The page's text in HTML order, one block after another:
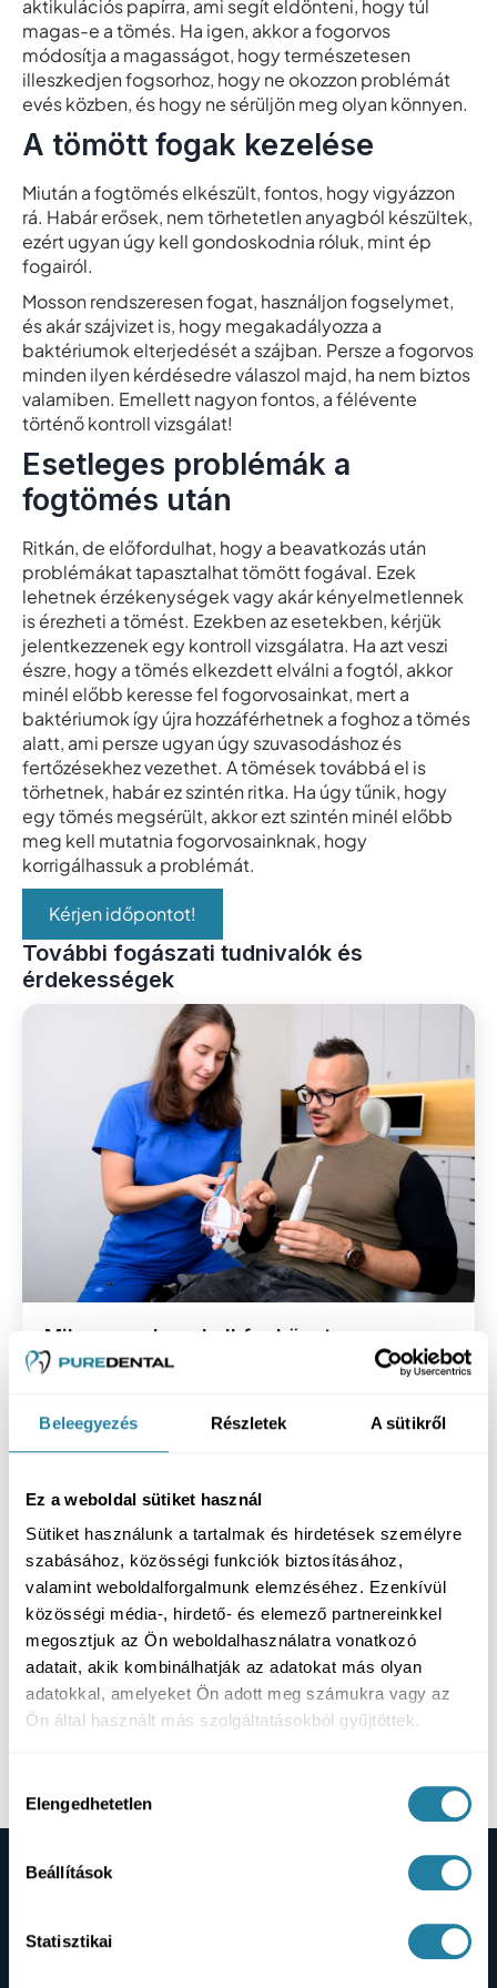
Beleegyezés Részletek A sütikről
Ez a weboldal sütiket használ
Sütiket használunk a tartalmak és hirdetések személyre
szabásához, közösségi funkciók biztosításához,
valamint weboldalforgalmunk elemzéséhez. Ezenkívül
közösségi média-, hirdető- és elemező partnereinkkel
megosztjuk az Ön weboldalhasználatra vonatkozó
adatait, akik kombinálhatják az adatokat más olyan
adatokkal, amelyeket Ön adott meg számukra vagy az
Ön által használt más szolgáltatásokból gyűjtöttek.
kiválasztása
Elengedhetetlen
Beállítások
Statisztikai
aktikulációs papírra, ami segít eldönteni, hogy túl
magas-e a tömés. Ha igen, akkor a fogorvos
módosítja a magasságot, hogy természetesen
illeszkedjen fogsorhoz, hogy ne okozzon problémát
evés közben, és hogy ne sérüljön meg olyan könnyen.
A tömött fogak kezelése
Miután a fogtömés elkészült, fontos, hogy vigyázzon
rá. Habár erősek, nem törhetetlen anyagból készültek,
ezért ugyan úgy kell gondoskodnia róluk, mint ép
fogairól.
Mosson rendszeresen fogat, használjon fogselymet,
és akár szájvizet is, hogy megakadályozza a
baktériumok elterjedését a szájban. Persze a fogorvos
minden ilyen kérdésedre válaszol majd, ha nem biztos
valamiben. Emellett nagyon fontos, a félévente
történő kontroll vizsgálat!
Esetleges problémák a
fogtömés után
Ritkán, de előfordulhat, hogy a beavatkozás után
problémákat tapasztalhat tömött fogával. Ezek
lehetnek érzékenységek vagy akár kényelmetlennek
is érezheti a tömést. Ezekben az esetekben, kérjük
jelentkezzenek egy kontroll vizsgálatra. Ha azt veszi
észre, hogy a tömés elkezdett elválni a fogtól, akkor
minél előbb keresse fel fogorvosainkat, mert a
baktériumok így újra hozzáférhetnek a foghoz a tömés
alatt, ami persze ugyan úgy szuvasodáshoz és
fertőzésekhez vezethet. A tömések továbbá el is
törhetnek, habár ez szintén ritka. Ha úgy tűnik, hogy
egy tömés megsérült, akkor ezt szintén minél előbb
meg kell mutatnia fogorvosainknak, hogy
korrigálhassuk a problémát.
Kérjen időpontot!
További fogászati tudnivalók és
érdekességek
Milyen gyakran kell fogkövet
eltávolítani?
Pácienseink kamera előtt osztják meg tapasztalataikat: